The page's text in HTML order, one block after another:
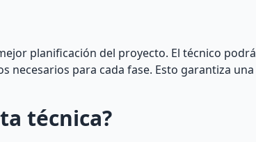
planificación del proyecto. El técnico
necesarios para cada fase. Esto garantiza
técnica?